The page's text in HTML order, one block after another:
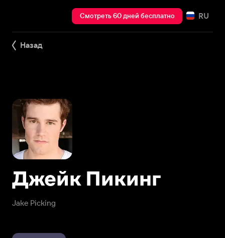
Смотреть 60 дней бесплатно RU
Назад
Jake Picking
Джейк Пикинг